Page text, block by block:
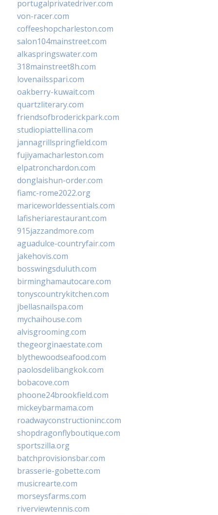
portugalprivatedriver.com
von-racer.com
coffeeshopcharleston.com
salon104mainstreet.com
alkaspringswater.com
318mainstreet8h.com
lovenailsspari.com
oakberry-kuwait.com
quartzliterary.com
friendsofbroderickpark.com
studiopiattellina.com
jannagrillspringfield.com
fujiyamacharleston.com
elpatronchardon.com
donglaishun-order.com
fiamc-rome2022.org
mariceworldessentials.com
lafisheriarestaurant.com
915jazzandmore.com
aguadulce-countryfair.com
jakehovis.com
bosswingsduluth.com
birminghamautocare.com
tonyscountrykitchen.com
jbellasnailspa.com
mychaihouse.com
alvisgrooming.com
thegeorginaestate.com
blythewoodseafood.com
paolosdelibangkok.com
bobacove.com
phoone24brookfield.com
mickeybarmama.com
roadwayconstructioninc.com
shopdragonflyboutique.com
sportszilla.org
batchprovisionsbar.com
brasserie-gobette.com
musicrearte.com
morseysfarms.com
riverviewtennis.com